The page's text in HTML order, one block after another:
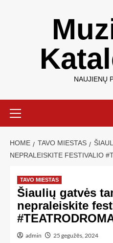
NAUJIENŲ
HOME TAVO MIESTAS
NEPRALEISKITE FESTIVALIO
TAVO MIESTAS
Šiaulių gatvės
nepraleiskite
admin 25 gegužės, 2024